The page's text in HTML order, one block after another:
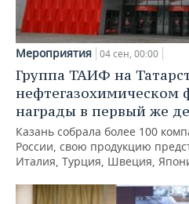
Мероприятия 04 сен, 00:00
Группа ТАИФ на
нефтегазохимическом
награды в первый же
Казань собрала более 100
России, свою продукцию
Италия, Турция, Швеция,